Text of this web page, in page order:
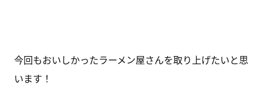
今回もおいしかったラーメン屋さんを取り上げたいと思
います！